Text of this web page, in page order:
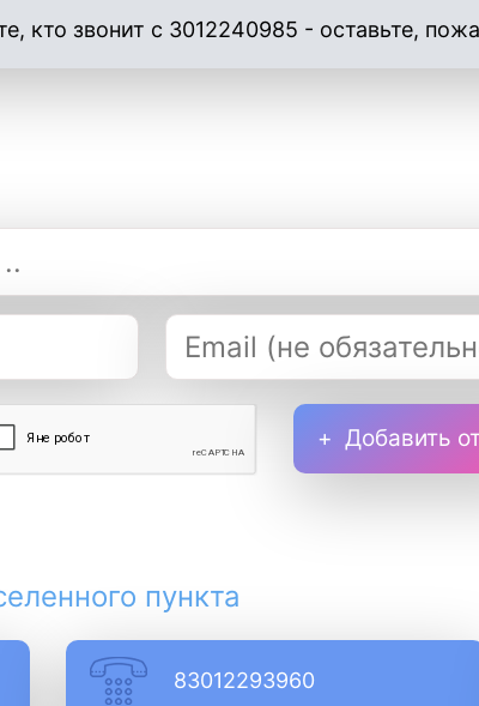
кто звонит с 3012240985 - оставьте,
Добавить
пункта
83012293960